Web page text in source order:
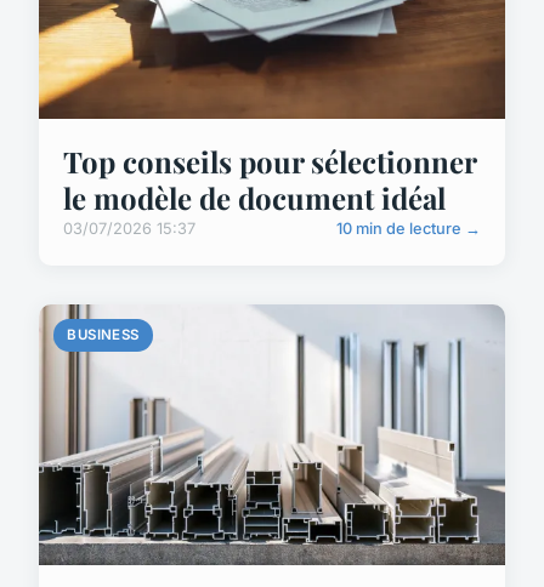
Top conseils pour sélectionner
le modèle de document idéal
03/07/2026 15:37 10 min de lecture →
BUSINESS